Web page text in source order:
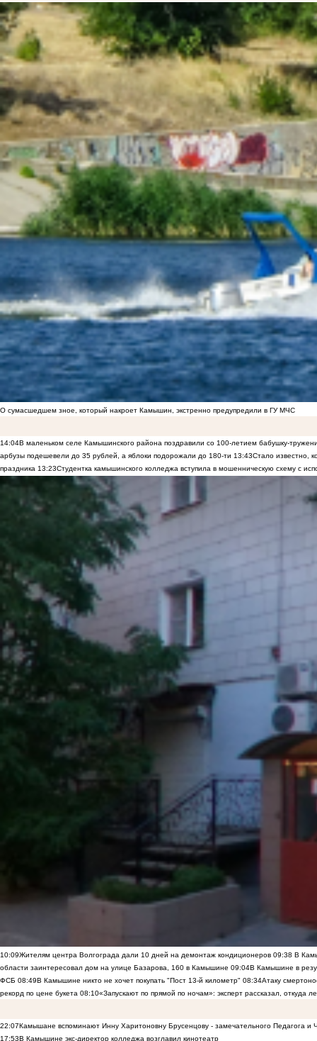
О сумасшедшем зное, который накроет Камышин, экстренно предупредили в ГУ МЧС
14:04В маленьком селе Камышинского района поздравили со 100-летием бабушку-
арбузы подешевели до 35 рублей, а яблоки подорожали до 180-ти 13:43Стало известно,
праздника 13:23Студентка камышинского колледжа вступила в мошенническую схему с
10:09Жителям центра Волгограда дали 10 дней на демонтаж кондиционеров 09:38 В
области заинтересовал дом на улице Базарова, 160 в Камышине 09:04В Камышине в
ФСБ 08:49В Камышине никто не хочет покупать "Пост 13-й километр" 08:34Атаку
рекорд по цене букета 08:10«Запускают по прямой по ночам»: эксперт рассказал, откуда
22:07Камышане вспоминают Инну Харитоновну Брусенцову - замечательного Педагога и
17:53В Камышине экс-директор колледжа возглавил кинотеатр